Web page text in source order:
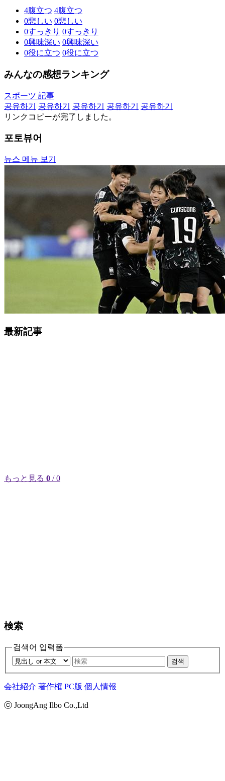
4腹立つ 4腹立つ
0悲しい 0悲しい
0すっきり 0すっきり
0興味深い 0興味深い
0役に立つ 0役に立つ
みんなの感想ランキング
スポーツ 記事
공유하기
공유하기 공유하기 공유하기
공유하기
リンクコピーが完了しました。
포토뷰어
뉴스 메뉴 보기
最新記事
もっと見る 0 / 0
検索
검색어 입력폼
검색
会社紹介 著作権 PC版 個人情報
ⓒ JoongAng Ilbo Co.,Ltd